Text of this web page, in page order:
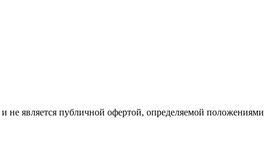
не является публичной офертой, определяемой положениями